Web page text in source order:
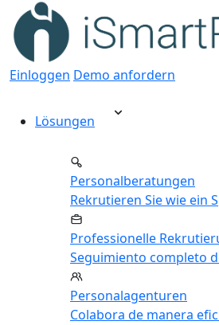
Einloggen Demo anfordern
Lösungen
Personalberatungen
Rekrutieren Sie wie ein
Professionelle
Seguimiento completo
Personalagenturen
Colabora de manera